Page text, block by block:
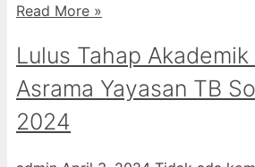
Read More »
Lulus Tahap Akademik
Asrama Yayasan TB
2024